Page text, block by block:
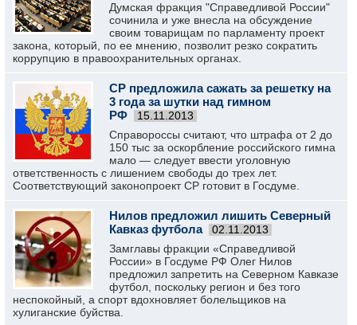
Думская фракция "Справедливой России"
сочинила и уже внесла на обсуждение
своим товарищам по парламенту проект
закона, который, по ее мнению, позволит резко сократить
коррупцию в правоохранительных органах.
СР предложила сажать за решетку на
3 года за шутки над гимном
РФ
15.11.2013
Справороссы считают, что штрафа от 2 до
150 тыс за оскорбление российского гимна
мало — следует ввести уголовную
ответственность с лишением свободы до трех лет.
Соответствующий законопроект СР готовит в Госдуме.
Нилов предложил лишить Северный
Кавказ футбола
02.11.2013
Замглавы фракции «Справедливой
России» в Госдуме РФ Олег Нилов
предложил запретить на Северном Кавказе
футбол, поскольку регион и без того
неспокойный, а спорт вдохновляет болельщиков на
хулиганские буйства.